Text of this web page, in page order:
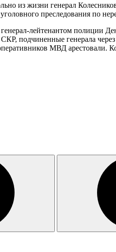
из жизни генерал
преследования по
лейтенантом полиции
генерала через
МВД арестовали.